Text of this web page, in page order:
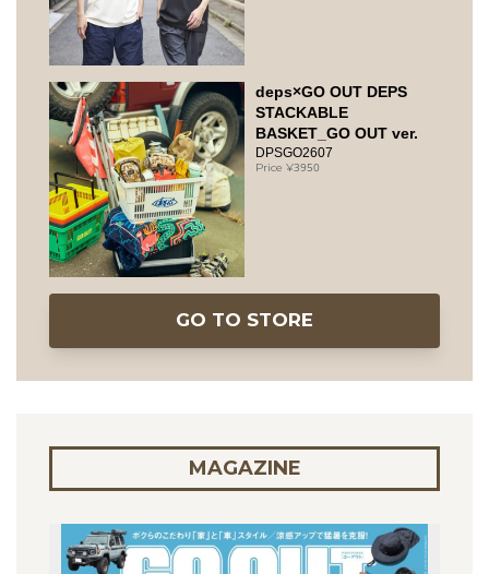
deps×GO OUT DEPS
STACKABLE
BASKET_GO OUT ver.
DPSGO2607
3950
GO TO STORE
MAGAZINE